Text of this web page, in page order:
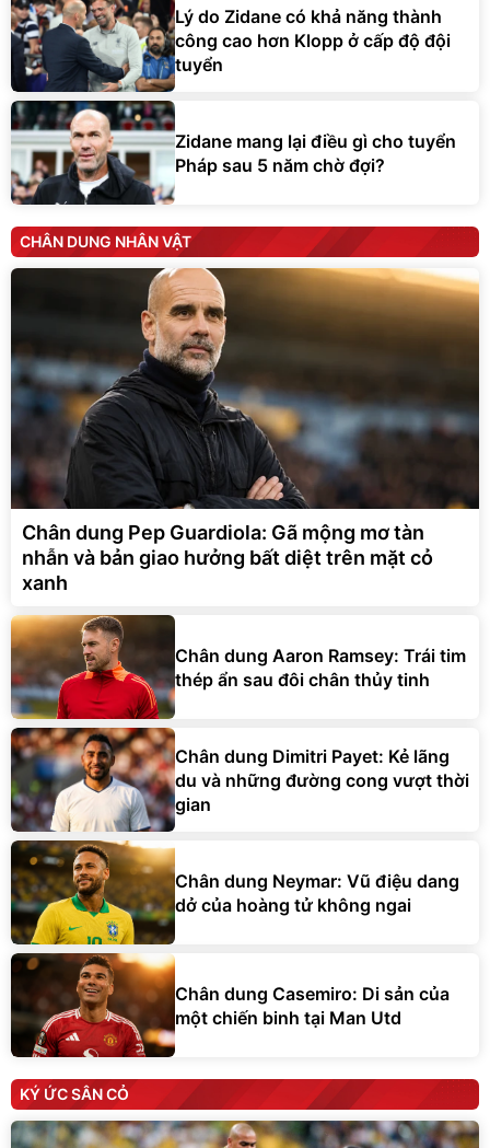
Lý do Zidane có khả năng thành
công cao hơn Klopp ở cấp độ đội
tuyển
Zidane mang lại điều gì cho tuyển
Pháp sau 5 năm chờ đợi?
CHÂN DUNG NHÂN VẬT
Chân dung Pep Guardiola: Gã mộng mơ tàn
nhẫn và bản giao hưởng bất diệt trên mặt cỏ
xanh
Chân dung Aaron Ramsey: Trái tim
thép ẩn sau đôi chân thủy tinh
Chân dung Dimitri Payet: Kẻ lãng
du và những đường cong vượt thời
gian
Chân dung Neymar: Vũ điệu dang
dở của hoàng tử không ngai
Chân dung Casemiro: Di sản của
một chiến binh tại Man Utd
KÝ ỨC SÂN CỎ